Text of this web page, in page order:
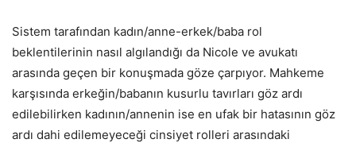
Sistem tarafından kadın/anne-erkek/baba rol
beklentilerinin nasıl algılandığı da Nicole ve avukatı
arasında geçen bir konuşmada göze çarpıyor. Mahkeme
karşısında erkeğin/babanın kusurlu tavırları göz ardı
edilebilirken kadının/annenin ise en ufak bir hatasının göz
ardı dahi edilemeyeceği cinsiyet rolleri arasındaki